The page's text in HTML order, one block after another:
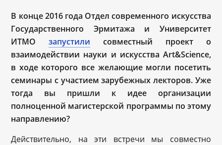
В конце 2016 года Отдел современного искусства
Государственного Эрмитажа и Университет
ИТМО
запустили совместный проект о
взаимодействии науки и искусства Art&Science,
в ходе которого все желающие могли посетить
семинары с участием зарубежных лекторов. Уже
тогда вы пришли к идее организации
полноценной магистерской программы по этому
направлению?
Действительно, на эти встречи мы совместно